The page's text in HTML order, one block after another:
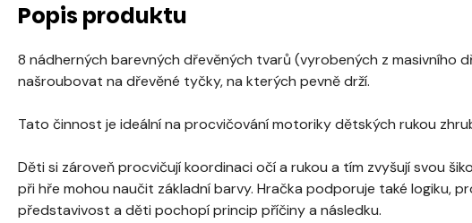
Popis produktu
8 nádherných barevných dřevěných tvarů (vyrobených z masivního
našroubovat na dřevěné tyčky, na kterých pevně drží.
Tato činnost je ideální na procvičování motoriky dětských rukou
Děti si zároveň procvičují koordinaci očí a rukou a tím zvyšují svou
při hře mohou naučit základní barvy. Hračka podporuje také logiku,
představivost a děti pochopí princip příčiny a následku.